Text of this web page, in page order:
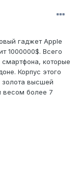
гаджет Apple
1000000$. Всего
которые
Корпус этого
золота высшей
весом более 7